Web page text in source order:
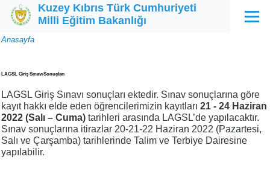
Ana içeriğe atla
Kuzey Kıbrıs Türk Cumhuriyeti
Milli Eğitim Bakanlığı
Menü
Sayfa
Anasayfa
LAGSL Giriş Sınavı Sonuçları
LAGSL Giriş Sınavı sonuçları ektedir. Sınav sonuçlarına göre
kayıt hakkı elde eden öğrencilerimizin kayıtları 21 - 24 Haziran
2022 (Salı – Cuma) tarihleri arasında LAGSL’de yapılacaktır.
Sınav sonuçlarına itirazlar 20-21-22 Haziran 2022 (Pazartesi,
Salı ve Çarşamba) tarihlerinde Talim ve Terbiye Dairesine
yapılabilir.